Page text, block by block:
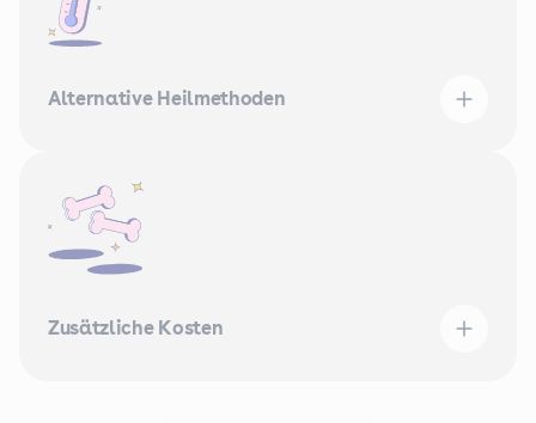
Alternative Heilmethoden
Zusätzliche Kosten